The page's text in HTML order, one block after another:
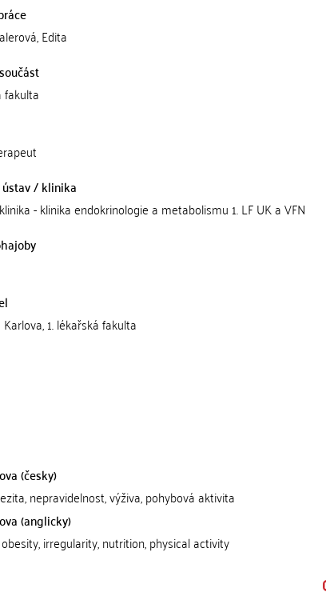
Edita
fakulta
/ klinika
- klinika endokrinologie a metabolismu 1. LF UK a VFN
1. lékařská fakulta
(česky)
nepravidelnost, výživa, pohybová aktivita
(anglicky)
irregularity, nutrition, physical activity